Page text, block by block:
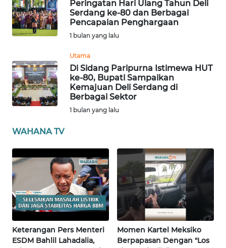
Peringatan Hari Ulang Tahun Deli
Serdang ke-80 dan Berbagai
Pencapaian Penghargaan
1 bulan yang lalu
Utama
Di Sidang Paripurna Istimewa HUT
ke-80, Bupati Sampaikan
Kemajuan Deli Serdang di
Berbagai Sektor
1 bulan yang lalu
WAHANA TV
Keterangan Pers Menteri
ESDM Bahlil Lahadalia,
Momen Kartel Meksiko
Berpapasan Dengan "Los
WN
SULBAR
WN
SUMBAR
SUMSEL
WN
BENGKULU
WN
LAMPUNG
WN
JATENG